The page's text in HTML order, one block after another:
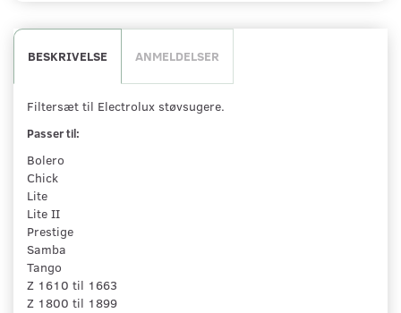
BESKRIVELSE ANMELDELSER
Filtersæt til Electrolux støvsugere.
Passer til:
Bolero
Chick
Lite
Lite II
Prestige
Samba
Tango
Z 1610 til 1663
Z 1800 til 1899